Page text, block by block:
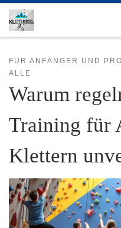
Zum Inhalt springen
FÜR ANFÄNGER UND
ALLE
Warum
Training für
Klettern